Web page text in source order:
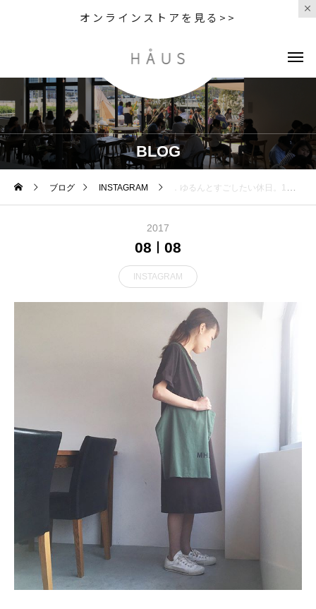
オンラインストアを見る>>
BLOG
ブログ INSTAGRAM ．ゆるんとすごしたい休日。1枚で着れるワンピース。なんてらくちんなんだろう。．くわしくは@haus_howell へ．#MHL.#matt cotton jersey #light cotton drill#logobag #onepiece#ワンピース#hausmatsue #島根#松江
2017
08 08
INSTAGRAM